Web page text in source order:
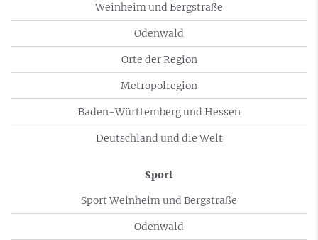
Weinheim und Bergstraße
Odenwald
Orte der Region
Metropolregion
Baden-Württemberg und Hessen
Deutschland und die Welt
Sport
Sport Weinheim und Bergstraße
Odenwald